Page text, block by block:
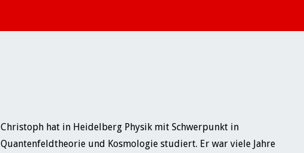
Christoph hat in Heidelberg Physik mit Schwerpunkt in
Quantenfeldtheorie und Kosmologie studiert. Er war viele Jahre